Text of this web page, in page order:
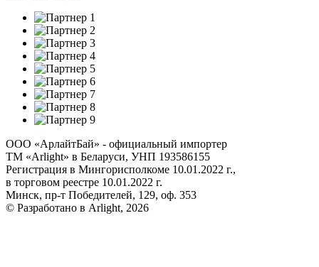
ООО «АрлайтБай» - официальный импортер
ТМ «Arlight» в Беларуси, УНП 193586155
Регистрация в Мингорисполкоме 10.01.2022 г.,
в торговом реестре 10.01.2022 г.
Минск, пр-т Победителей, 129, оф. 353
© Разработано в Arlight, 2026